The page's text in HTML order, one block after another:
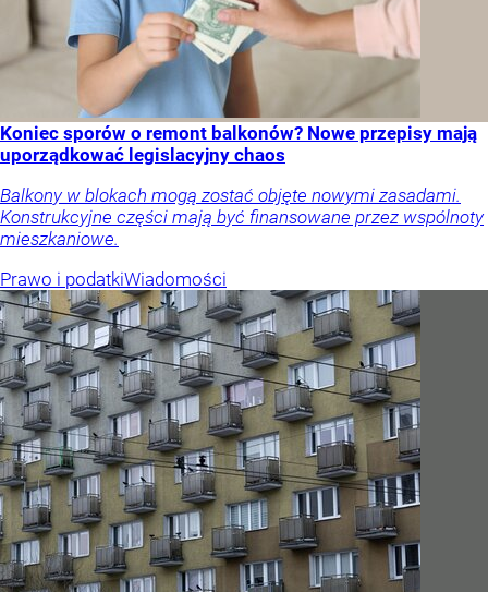
Koniec sporów o remont balkonów? Nowe przepisy mają
uporządkować legislacyjny chaos
Balkony w blokach mogą zostać objęte nowymi zasadami.
Konstrukcyjne części mają być finansowane przez wspólnoty
mieszkaniowe.
Prawo i podatkiWiadomości